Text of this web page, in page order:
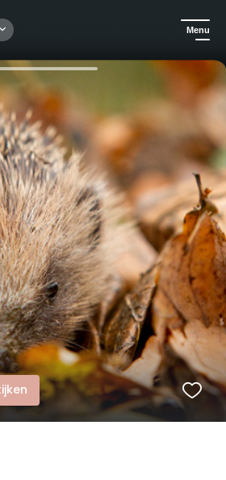
Menu
Est De flora en fauna bij jou in de buurt beschermen